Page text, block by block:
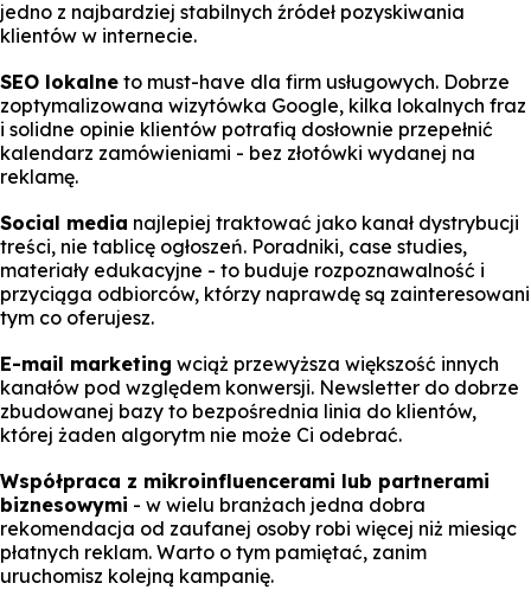
jedno z najbardziej stabilnych źródeł pozyskiwania
klientów w internecie.
SEO lokalne to must-have dla firm usługowych. Dobrze
zoptymalizowana wizytówka Google, kilka lokalnych fraz
i solidne opinie klientów potrafią dosłownie przepełnić
kalendarz zamówieniami - bez złotówki wydanej na
reklamę.
Social media najlepiej traktować jako kanał dystrybucji
treści, nie tablicę ogłoszeń. Poradniki, case studies,
materiały edukacyjne - to buduje rozpoznawalność i
przyciąga odbiorców, którzy naprawdę są zainteresowani
tym co oferujesz.
E-mail marketing wciąż przewyższa większość innych
kanałów pod względem konwersji. Newsletter do dobrze
zbudowanej bazy to bezpośrednia linia do klientów,
której żaden algorytm nie może Ci odebrać.
Współpraca z mikroinfluencerami lub partnerami
biznesowymi - w wielu branżach jedna dobra
rekomendacja od zaufanej osoby robi więcej niż miesiąc
płatnych reklam. Warto o tym pamiętać, zanim
uruchomisz kolejną kampanię.